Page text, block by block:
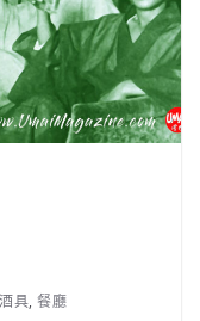
酒具, 餐廳